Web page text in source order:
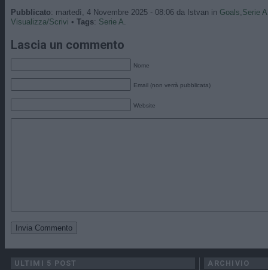
Pubblicato: martedì, 4 Novembre 2025 - 08:06 da Istvan in Goals, Serie A
Visualizza/Scrivi • Tags: Serie A.
Lascia un commento
Nome
Email (non verrà pubblicata)
Website
ULTIMI 5 POST ARCHIVIO